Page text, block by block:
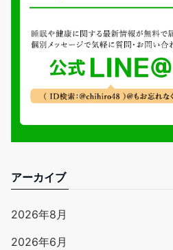
アーカイブ
2026年8月
2026年6月